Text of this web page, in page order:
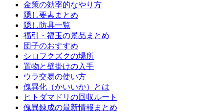
金策の効率的なやり方
隠し要素まとめ
隠し防具一覧
福引・福玉の景品まとめ
団子のおすすめ
シロフクズクの場所
置物と壁掛けの入手
ウラ交易の使い方
傀異化（かいいか）とは
ヒトダマドリの回収ルート
傀異錬成の最新情報まとめ